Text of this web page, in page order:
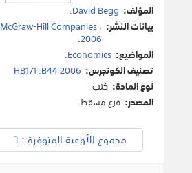
المؤلف: David Begg
.
بيانات النشر: McGraw-Hill Companies،
2006
.
المواضيع: Economics
.
تصنيف الكونجرس: HB171 .B44 2006
نوع المادة: كتب
المصدر: فرع مسقط
مجموع الأوعية المتوفرة : 1